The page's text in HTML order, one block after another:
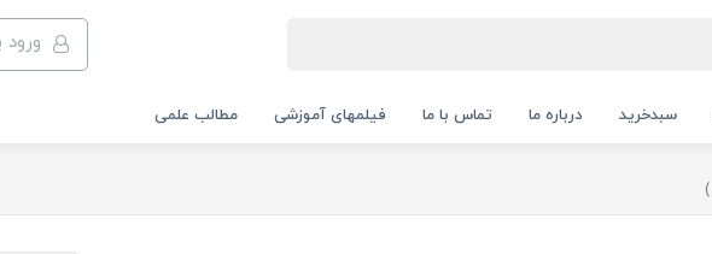
سبدخرید درباره ما تماس با ما فیلمهای آموزشی مطالب علمی